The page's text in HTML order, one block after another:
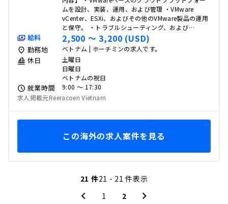
ムを設計、実装、運用、および管理 ・VMware
vCenter、ESXi、およびその他のVMware製品の運用
と保守。 ・トラブルシューティング、および…
給料 2,500 〜 3,200 (USD)
勤務地 ベトナム | ホーチミンの求人です。
休日
土曜日
日曜日
ベトナムの祝日
就業時間
9:00 〜 17:30
求人掲載元Reeracoen Vietnam
この海外の求人案件を見る
21 件21 - 21 件表示
1
2